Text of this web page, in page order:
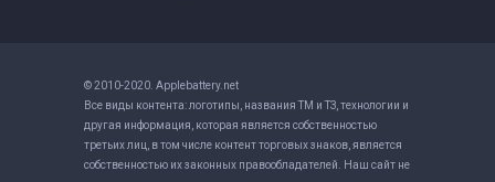
© 2010-2020. Applebattery.net
Все виды контента: логотипы, названия ТМ и ТЗ, технологии и
другая информация, которая является собственностью
третьих лиц, в том числе контент торговых знаков, является
собственностью их законных правообладателей. Наш сайт не